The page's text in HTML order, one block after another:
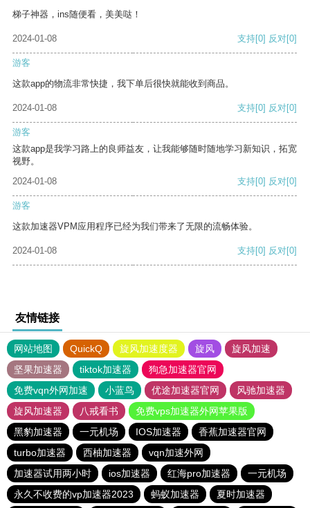
梯子神器，ins随便看，美美哒！
2024-01-08 支持[0] 反对[0]
游客
这款app的物流非常快捷，我下单后很快就能收到商品。
2024-01-08 支持[0] 反对[0]
游客
这款app是我学习路上的良师益友，让我能够随时随地学习新知识，拓宽
视野。
2024-01-08
支持[0] 反对[0]
游客
这款加速器VPM应用程序已经为我们带来了无限的流畅体验。
2024-01-08 支持[0] 反对[0]
友情链接
网站地图 QuickQ 旋风加速度器 旋风
旋风加速
坚果加速器
tiktok加速器
狗急加速器官网
免费vqn外网加速
小蓝鸟 优途加速器官网
风驰加速器
旋风加速器
八戒看书
免费vps加速器外网苹果版
黑豹加速器
一元机场 IOS加速器
香蕉加速器官网
turbo加速器
西柚加速器
vqn加速外网
加速器试用两小时
ios加速器 红海pro加速器
一元机场
永久不收费的vp加速器2023
蚂蚁加速器 夏时加速器